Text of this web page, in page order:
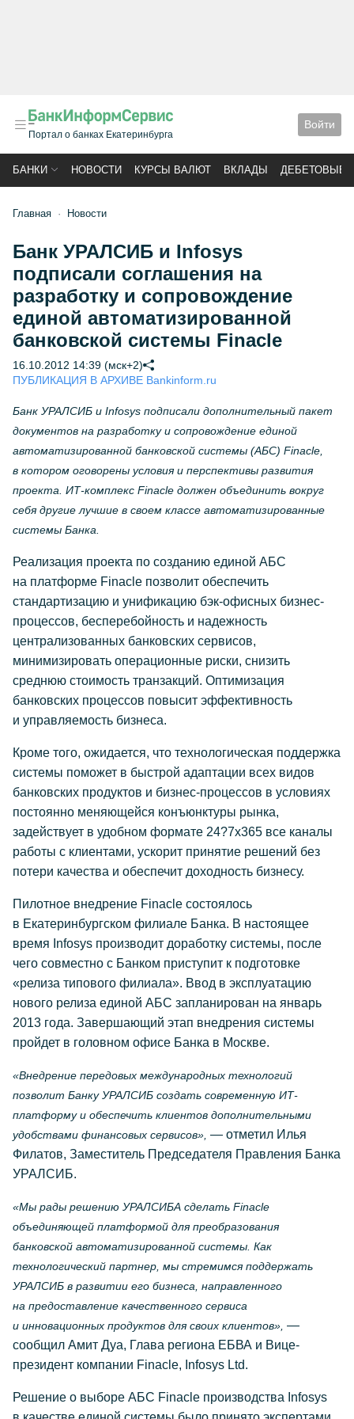
Портал о банках Екатеринбурга
Войти
БАНКИ НОВОСТИ КУРСЫ ВАЛЮТ ВКЛАДЫ ДЕБЕТОВЫЕ
Главная Новости
Банк УРАЛСИБ и Infosys
подписали соглашения на
разработку и сопровождение
единой автоматизированной
банковской системы Finacle
16.10.2012 14:39 (мск+2)
ПУБЛИКАЦИЯ В АРХИВЕ Bankinform.ru
Банк УРАЛСИБ и Infosys подписали дополнительный пакет
документов на разработку и сопровождение единой
автоматизированной банковской системы (АБС) Finacle,
в котором оговорены условия и перспективы развития
проекта. ИТ-комплекс Finacle должен объединить вокруг
себя другие лучшие в своем классе автоматизированные
системы Банка.
Реализация проекта по созданию единой АБС
на платформе Finacle позволит обеспечить
стандартизацию и унификацию бэк-офисных бизнес-
процессов, бесперебойность и надежность
централизованных банковских сервисов,
минимизировать операционные риски, снизить
среднюю стоимость транзакций. Оптимизация
банковских процессов повысит эффективность
и управляемость бизнеса.
Кроме того, ожидается, что технологическая поддержка
системы поможет в быстрой адаптации всех видов
банковских продуктов и бизнес-процессов в условиях
постоянно меняющейся конъюнктуры рынка,
задействует в удобном формате 24?7x365 все каналы
работы с клиентами, ускорит принятие решений без
потери качества и обеспечит доходность бизнесу.
Пилотное внедрение Finacle состоялось
в Екатеринбургском филиале Банка. В настоящее
время Infosys производит доработку системы, после
чего совместно с Банком приступит к подготовке
«релиза типового филиала». Ввод в эксплуатацию
нового релиза единой АБС запланирован на январь
2013 года. Завершающий этап внедрения системы
пройдет в головном офисе Банка в Москве.
«Внедрение передовых международных технологий
позволит Банку УРАЛСИБ создать современную ИТ-
платформу и обеспечить клиентов дополнительными
удобствами финансовых сервисов», — отметил Илья
Филатов, Заместитель Председателя Правления Банка
УРАЛСИБ.
«Мы рады решению УРАЛСИБА сделать Finacle
объединяющей платформой для преобразования
банковской автоматизированной системы. Как
технологический партнер, мы стремимся поддержать
УРАЛСИБ в развитии его бизнеса, направленного
на предоставление качественного сервиса
и инновационных продуктов для своих клиентов», —
сообщил Амит Дуа, Глава региона ЕБВА и Вице-
президент компании Finacle, Infosys Ltd.
Решение о выборе АБС Finacle производства Infosys